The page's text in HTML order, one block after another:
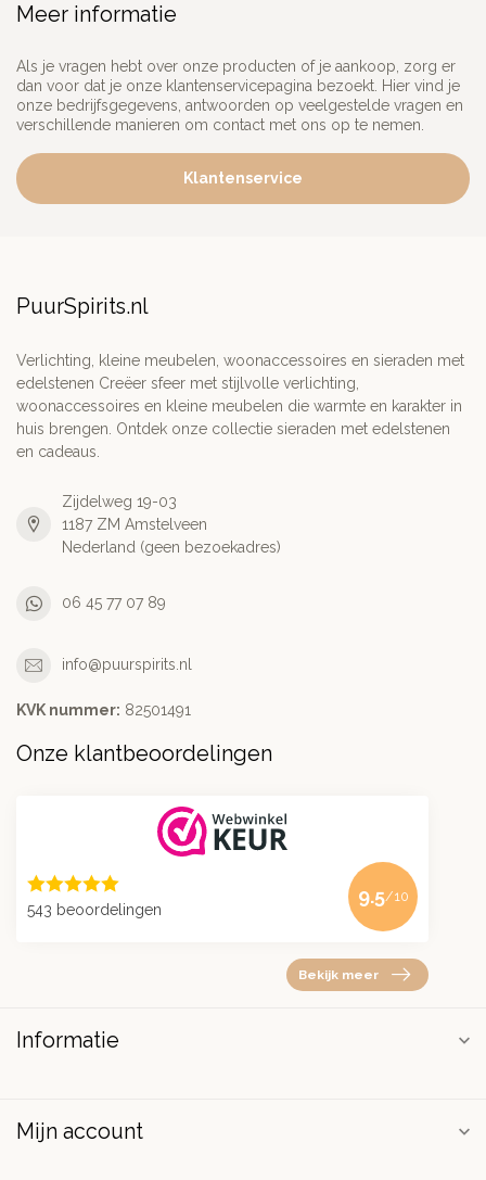
Meer informatie
Als je vragen hebt over onze producten of je aankoop, zorg er
dan voor dat je onze klantenservicepagina bezoekt. Hier vind je
onze bedrijfsgegevens, antwoorden op veelgestelde vragen en
verschillende manieren om contact met ons op te nemen.
Klantenservice
PuurSpirits.nl
Verlichting, kleine meubelen, woonaccessoires en sieraden met
edelstenen Creëer sfeer met stijlvolle verlichting,
woonaccessoires en kleine meubelen die warmte en karakter in
huis brengen. Ontdek onze collectie sieraden met edelstenen
en cadeaus.
Zijdelweg 19-03
1187 ZM Amstelveen
Nederland (geen bezoekadres)
06 45 77 07 89
info@puurspirits.nl
KVK nummer: 82501491
Onze klantbeoordelingen
543 beoordelingen
9.5/10
Bekijk meer
Informatie
Mijn account